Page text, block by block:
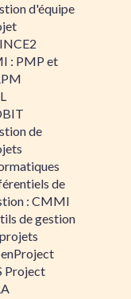
d'équipe
: PMP et
de
de
: CMMI
de gestion
Project